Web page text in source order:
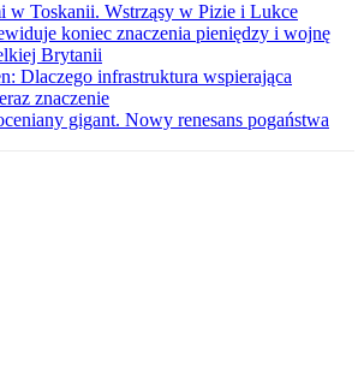
w Toskanii. Wstrząsy w Pizie i Lukce
koniec znaczenia pieniędzy i wojnę
Brytanii
Dlaczego infrastruktura wspierająca
znaczenie
gigant. Nowy renesans pogaństwa